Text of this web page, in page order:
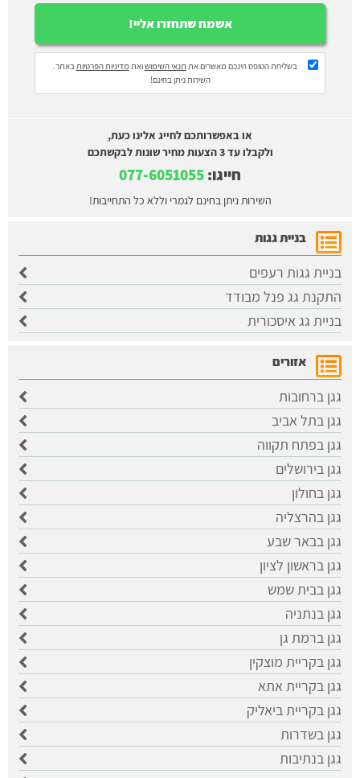
בשליחת הטופס הינכם מאשרים את תנאי השימושואת מדיניות הפרטיותבאתר.
השירות ניתן בחינם!
או באפשרותכם לחייג אלינו כעת,
ולקבלו עד 3 הצעות מחיר שונות לבקשתכם
חייגו:
השירות ניתן בחינם לגמרי וללא כל התחייבות!
בניית גגות
בניית גגות רעפים
התקנת גג פנל מבודד
בניית גג איסכורית
אזורים
גגן ברחובות
גגן בתל אביב
גגן בפתח תקווה
גגן בירושלים
גגן בחולון
גגן בהרצליה
גגן בבאר שבע
גגן בראשון לציון
גגן בבית שמש
גגן בנתניה
גגן ברמת גן
גגן בקריית מוצקין
גגן בקריית אתא
גגן בקריית ביאליק
גגן בשדרות
גגן בנתיבות